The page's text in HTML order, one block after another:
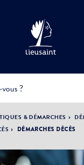
&
ACTUALITÉS &
ÉVÈNEMENTS
& DÉMARCHES
DÉMARCHES DÉCÈS